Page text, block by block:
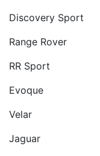
Discovery Sport
Range Rover
RR Sport
Evoque
Velar
Jaguar